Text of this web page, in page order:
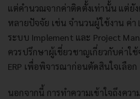
แต่คำนวณจากค่าติดตั้งเท่านั้น แต่ยั
หลายปัจจัย เช่น จำนวนผู้ใช้งาน ค่า
ระบบ Implement และ Project
ควรปรึกษาผู้เชี่ยวชาญเกี่ยวกับค่าใ
ERP เพื่อพิจารณาก่อนตัดสินใจเลือก
นอกจากนี้ การทำความเข้าใจถึงคว